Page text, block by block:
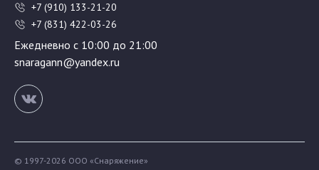
+7 (910) 133-21-20
+7 (831) 422-03-26
Ежедневно с 10:00 до 21:00
snaragann@yandex.ru
© 1997-2026 ООО «Снаряжение»